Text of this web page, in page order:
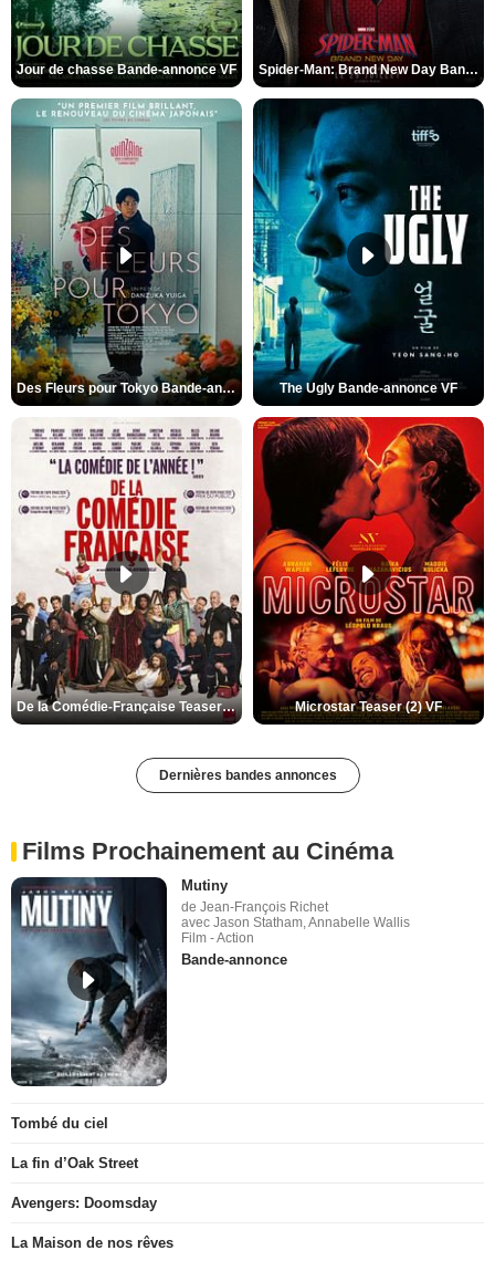
Jour de chasse Bande-annonce VF Spider-Man: Brand New Day Bande-annonce (3) VO STFR
Des Fleurs pour Tokyo Bande-annonce VO STFR The Ugly Bande-annonce VF
De la Comédie-Française Teaser (3) VF Microstar Teaser (2) VF
Dernières bandes annonces
Films Prochainement au Cinéma
Mutiny
de Jean-François Richet
avec Jason Statham, Annabelle Wallis
Film - Action
Bande-annonce
Tombé du ciel
La fin d’Oak Street
Avengers: Doomsday
La Maison de nos rêves